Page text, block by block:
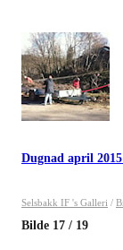
Dugnad april 2015
Selsbakk IF 's Galleri /
Bilde 17 / 19